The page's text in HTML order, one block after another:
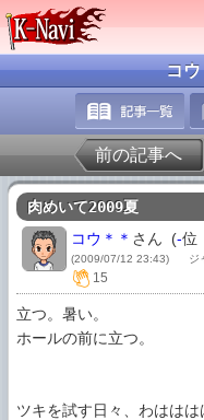
コ
前の記事へ
肉めいて2009夏
コウ＊＊ さん (-位
(2009/07/12 23:43) ジ
15
立つ。暑い。
ホールの前に立つ。
ツキを試す日々、わはは